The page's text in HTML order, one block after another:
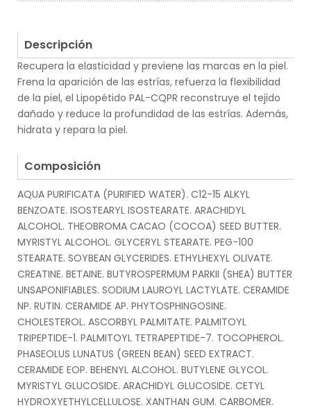
Descripción
Recupera la elasticidad y previene las marcas en la piel.
Frena la aparición de las estrías, refuerza la flexibilidad
de la piel, el Lipopétido PAL-CQPR reconstruye el tejido
dañado y reduce la profundidad de las estrías. Además,
hidrata y repara la piel.
Composición
AQUA PURIFICATA (PURIFIED WATER). C12-15 ALKYL
BENZOATE. ISOSTEARYL ISOSTEARATE. ARACHIDYL
ALCOHOL. THEOBROMA CACAO (COCOA) SEED BUTTER.
MYRISTYL ALCOHOL. GLYCERYL STEARATE. PEG-100
STEARATE. SOYBEAN GLYCERIDES. ETHYLHEXYL OLIVATE.
CREATINE. BETAINE. BUTYROSPERMUM PARKII (SHEA) BUTTER
UNSAPONIFIABLES. SODIUM LAUROYL LACTYLATE. CERAMIDE
NP. RUTIN. CERAMIDE AP. PHYTOSPHINGOSINE.
CHOLESTEROL. ASCORBYL PALMITATE. PALMITOYL
TRIPEPTIDE-1. PALMITOYL TETRAPEPTIDE-7. TOCOPHEROL.
PHASEOLUS LUNATUS (GREEN BEAN) SEED EXTRACT.
CERAMIDE EOP. BEHENYL ALCOHOL. BUTYLENE GLYCOL.
MYRISTYL GLUCOSIDE. ARACHIDYL GLUCOSIDE. CETYL
HYDROXYETHYLCELLULOSE. XANTHAN GUM. CARBOMER.